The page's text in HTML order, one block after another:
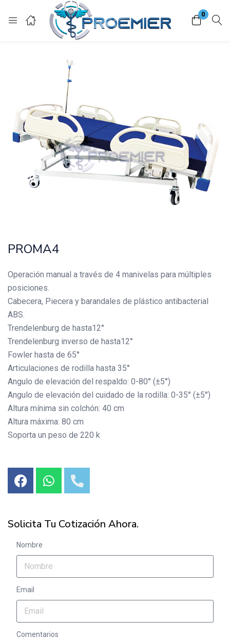
0
Enter your username and password to login.
Remember me Lost password?
PROMA4
Operación manual a través de 4 manivelas para múltiples
posiciones.
Cabecera, Piecera y barandales de plástico antibacterial
ABS.
Trendelenburg de hasta12°
Trendelenburg inverso de hasta12°
Fowler hasta de 65°
Articulaciones de rodilla hasta 35°
Angulo de elevación del respaldo: 0-80° (±5°)
Angulo de elevación del cuidado de la rodilla: 0-35° (±5°)
Altura mínima sin colchón: 40 cm
Altura máxima: 80 cm
Soporta un peso de 220 k
Solicita Tu Cotización Ahora.
Nombre
Email
Comentarios